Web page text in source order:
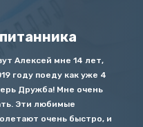
Алексей мне 14 лет,
году поеду как уже 4
Дружба! Мне очень
Эти любимые
очень быстро, и